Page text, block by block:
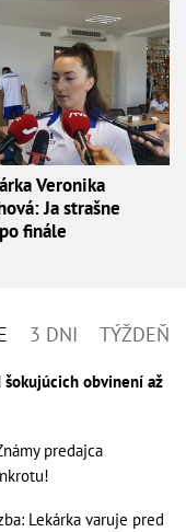
Veronika
Ja strašne
finále
3 DNI TÝŽDEŇ
šokujúcich obvinení až
predajca
Lekárka varuje pred